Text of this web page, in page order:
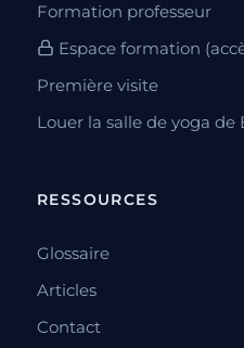
Formation professeur
Espace formation
Première visite
Louer la salle de yoga de
RESSOURCES
Glossaire
Articles
Contact